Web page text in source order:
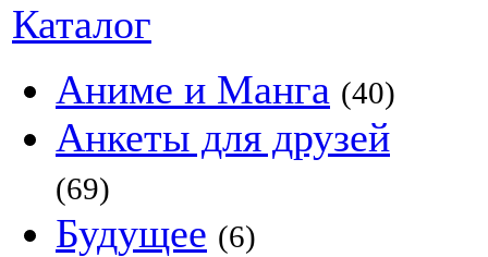
Каталог
Аниме и Манга (40)
Анкеты для друзей
(69)
Будущее (6)